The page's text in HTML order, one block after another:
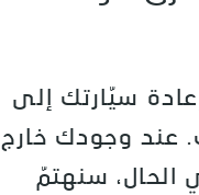
سيّارتك إلى
عند وجودك خارج
الحال، سنهتمّ